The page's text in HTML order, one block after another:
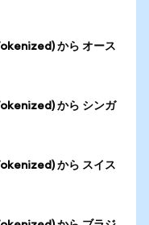
から オース
から シンガ
から スイス